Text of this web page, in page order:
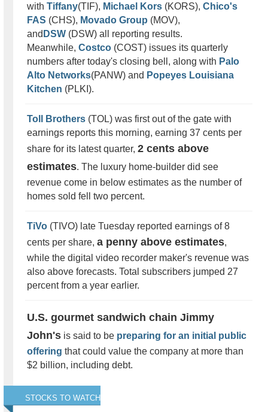
with Tiffany(TIF), Michael Kors (KORS), Chico's
FAS (CHS), Movado Group (MOV),
and DSW (DSW) all reporting results.
Meanwhile, Costco (COST) issues its quarterly
numbers after today's closing bell, along with Palo
Alto Networks(PANW) and Popeyes Louisiana
Kitchen (PLKI).
Toll Brothers (TOL) was first out of the gate with
earnings reports this morning, earning 37 cents per
share for its latest quarter, 2 cents above
estimates. The luxury home-builder did see
revenue come in below estimates as the number of
homes sold fell two percent.
TiVo (TIVO) late Tuesday reported earnings of 8
cents per share, a penny above estimates,
while the digital video recorder maker's revenue was
also above forecasts. Total subscribers jumped 27
percent from a year earlier.
U.S. gourmet sandwich chain Jimmy
John's is said to be preparing for an initial public
offering that could value the company at more than
$2 billion, including debt.
STOCKS TO WATCH